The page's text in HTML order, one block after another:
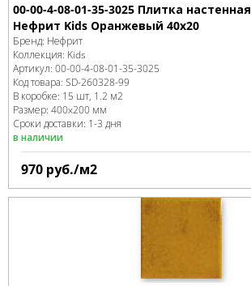
00-00-4-08-01-35-3025 Плитка настенная
Нефрит Kids Оранжевый 40х20
Бренд: Нефрит
Коллекция: Kids
Артикул: 00-00-4-08-01-35-3025
Код товара: SD-260328-99
В коробке: 15 шт, 1.2 м2
Размер: 400x200 мм
Сроки доставки: 1-3 дня
в наличии
970 руб./м2